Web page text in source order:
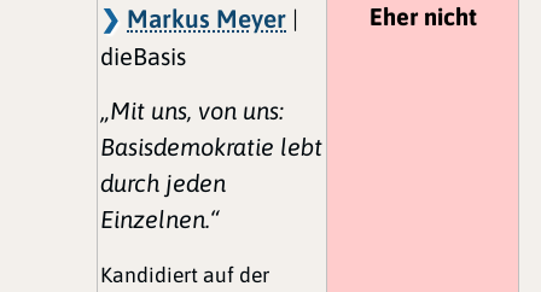
Markus Meyer |
dieBasis
„Mit uns, von uns:
Basisdemokratie lebt
durch jeden
Einzelnen.“
Kandidiert auf der
Eher nicht